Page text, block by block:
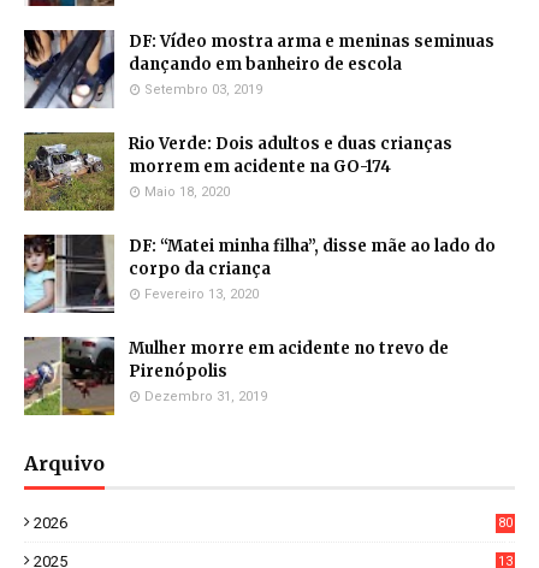
DF: Vídeo mostra arma e meninas seminuas
dançando em banheiro de escola
Setembro 03, 2019
Rio Verde: Dois adultos e duas crianças
morrem em acidente na GO-174
Maio 18, 2020
DF: “Matei minha filha”, disse mãe ao lado do
corpo da criança
Fevereiro 13, 2020
Mulher morre em acidente no trevo de
Pirenópolis
Dezembro 31, 2019
Arquivo
2026
80
2025
13